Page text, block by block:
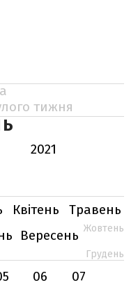
тижня
2021
Квітень
Травень
Вересень Жовтень
Грудень
06
07